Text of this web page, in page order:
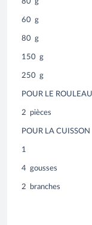
80 g
60 g
80 g
150 g
250 g
POUR LE
2 pièces
POUR LA CUISSON
1
4 gousses
2 branches